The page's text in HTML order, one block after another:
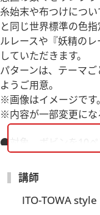
糸始末や布つけにつ
と同じ世界標準の色
ルレースや『妖精の
していただきます。
パターンは、テーマ
ようご用意。
※画像はイメージです。
※内容が一部変更にな
●対象 ボビンを10ペ
を織ったことがある
●新入生講座内容「
YUKI先生のInstagram
講師
ITO-TOWA style